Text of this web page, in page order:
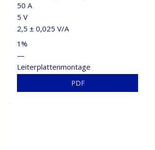
PDF
2,5 ± 0,025 V/A
5 V
50 A
1%
—
Leiterplattenmontage